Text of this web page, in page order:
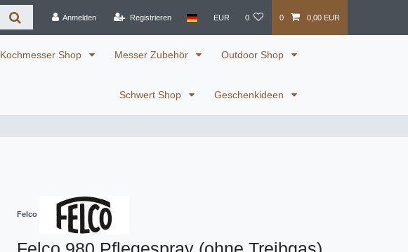
Anmelden Registrieren EUR 0 0 0,00 EUR
Kochmesser Shop Messer Zubehör Outdoor Shop
Schwert Shop Geschenkideen
Felco